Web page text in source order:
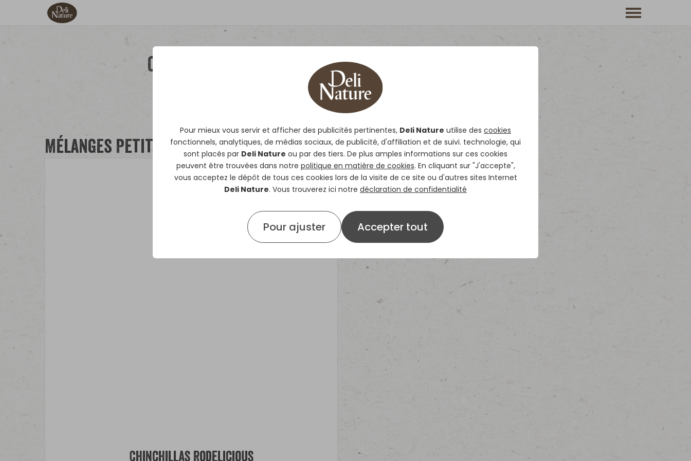
Pour mieux vous servir et afficher des publicités pertinentes, Deli Nature utilise des cookies
fonctionnels, analytiques, de médias sociaux, de publicité, d'affiliation et de suivi. technologie, qui
sont placés par Deli Nature ou par des tiers. De plus amples informations sur ces cookies
peuvent être trouvées dans notre politique en matière de cookies. En cliquant sur "J'accepte",
vous acceptez le dépôt de tous ces cookies lors de la visite de ce site ou d'autres sites Internet
Deli Nature. Vous trouverez ici notre déclaration de confidentialité
Pour ajuster Accepter tout
Chinchillas
Mélanges Petits Emballages